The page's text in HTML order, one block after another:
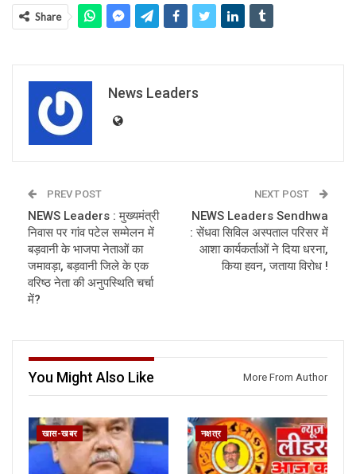
Share
News Leaders
PREV POST
NEWS Leaders : मुख्यमंत्री
निवास पर गांव पटेल सम्मेलन में
बड़वानी के भाजपा नेताओं का
जमावड़ा, बड़वानी जिले के एक
वरिष्ठ नेता की अनुपस्थिति चर्चा
में?
NEXT POST
NEWS Leaders Sendhwa
: सेंधवा सिविल अस्पताल परिसर में
आशा कार्यकर्ताओं ने दिया धरना,
किया हवन, जताया विरोध !
You Might Also Like More From Author
खास-खबर नक्षत्र